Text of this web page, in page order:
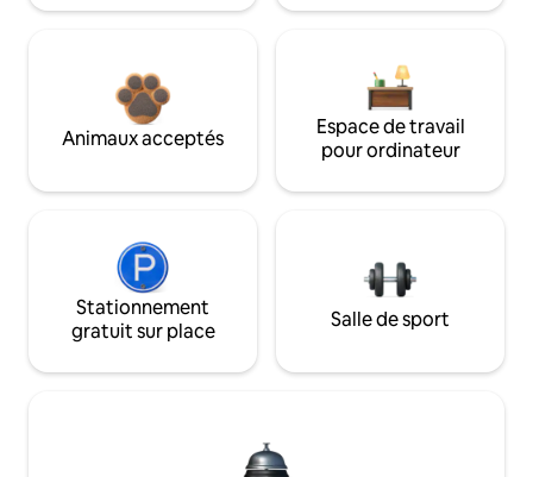
Animaux acceptés
Espace de travail
pour ordinateur
Stationnement
gratuit sur place
Salle de sport